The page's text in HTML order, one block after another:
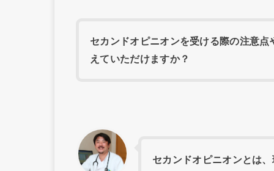
セカンドオピニオンを受ける際の注意
えていただけますか？
セカンドオピニオンとは